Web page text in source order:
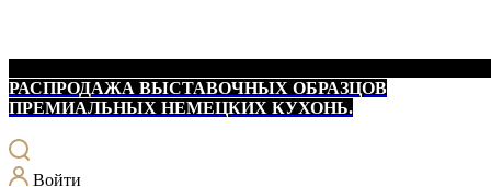
РАСПРОДАЖА ВЫСТАВОЧНЫХ ОБРАЗЦОВ
ПРЕМИАЛЬНЫХ НЕМЕЦКИХ КУХОНЬ.
Войти